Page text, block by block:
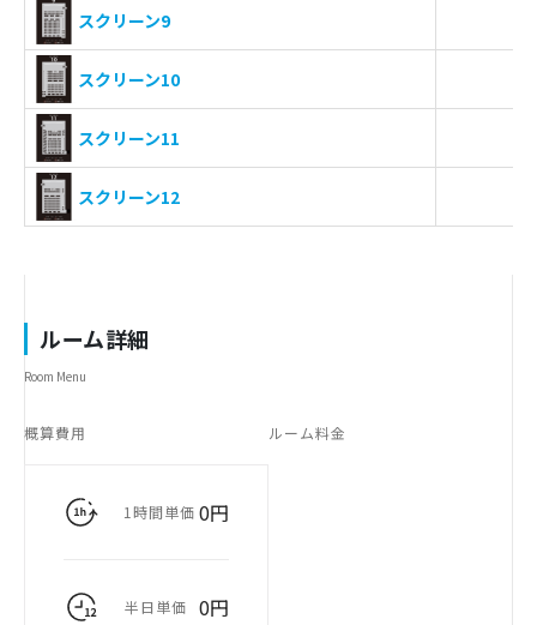
スクリーン9
スクリーン10
スクリーン11
スクリーン12
ルーム詳細
Room Menu
概算費用
1時間単価 0円
半日単価 0円
ルーム料金